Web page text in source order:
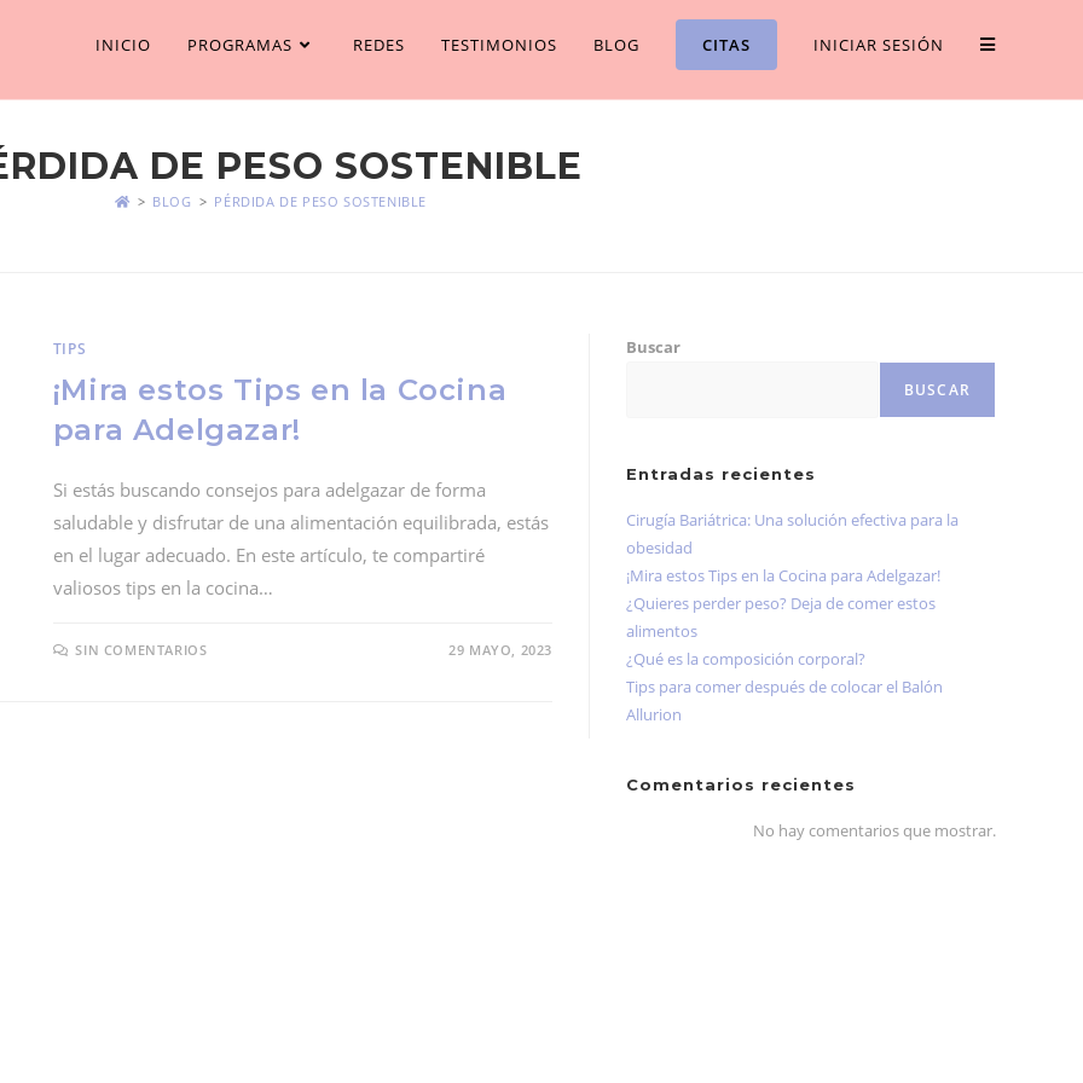
INICIO PROGRAMAS REDES TESTIMONIOS BLOG CITAS INICIAR SESIÓN
DE PESO SOSTENIBLE
> BLOG > PÉRDIDA DE PESO SOSTENIBLE
TIPS
¡Mira estos Tips en la Cocina
para Adelgazar!
Si estás buscando consejos para adelgazar de forma
saludable y disfrutar de una alimentación equilibrada, estás
en el lugar adecuado. En este artículo, te compartiré
valiosos tips en la cocina…
SIN COMENTARIOS 29 MAYO, 2023
Buscar
BUSCAR
Entradas recientes
Cirugía Bariátrica: Una solución efectiva para la
obesidad
¡Mira estos Tips en la Cocina para Adelgazar!
¿Quieres perder peso? Deja de comer estos
alimentos
¿Qué es la composición corporal?
Tips para comer después de colocar el Balón
Allurion
Comentarios recientes
No hay comentarios que mostrar.